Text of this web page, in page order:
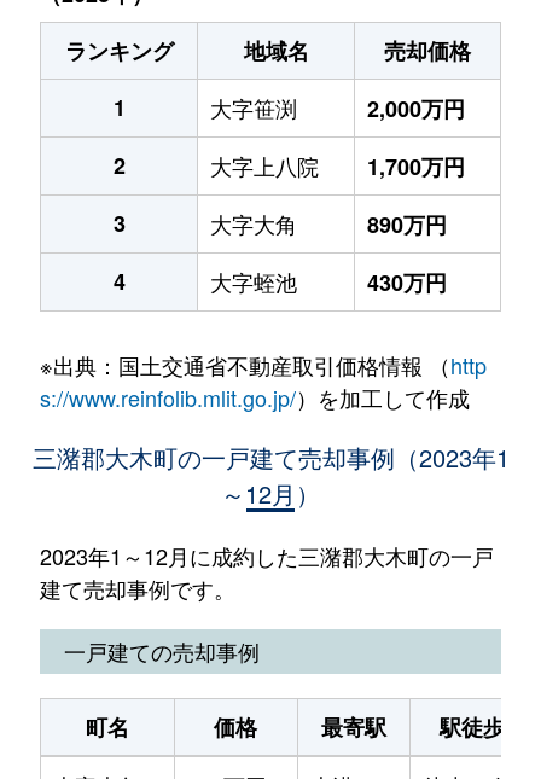
ランキング
地域名
売却価格
1
大字笹渕
2,000万円
2
大字上八院
1,700万円
3
大字大角
890万円
4
大字蛭池 430万円
※出典：国土交通省不動産取引価格情報 （http
s://www.reinfolib.mlit.go.jp/）を加工して作成
三潴郡大木町の一戸建て売却事例（2023年1
～12月）
2023年1～12月に成約した三潴郡大木町の一戸
建て売却事例です。
一戸建ての売却事例
町名 価格 最寄駅
駅徒歩